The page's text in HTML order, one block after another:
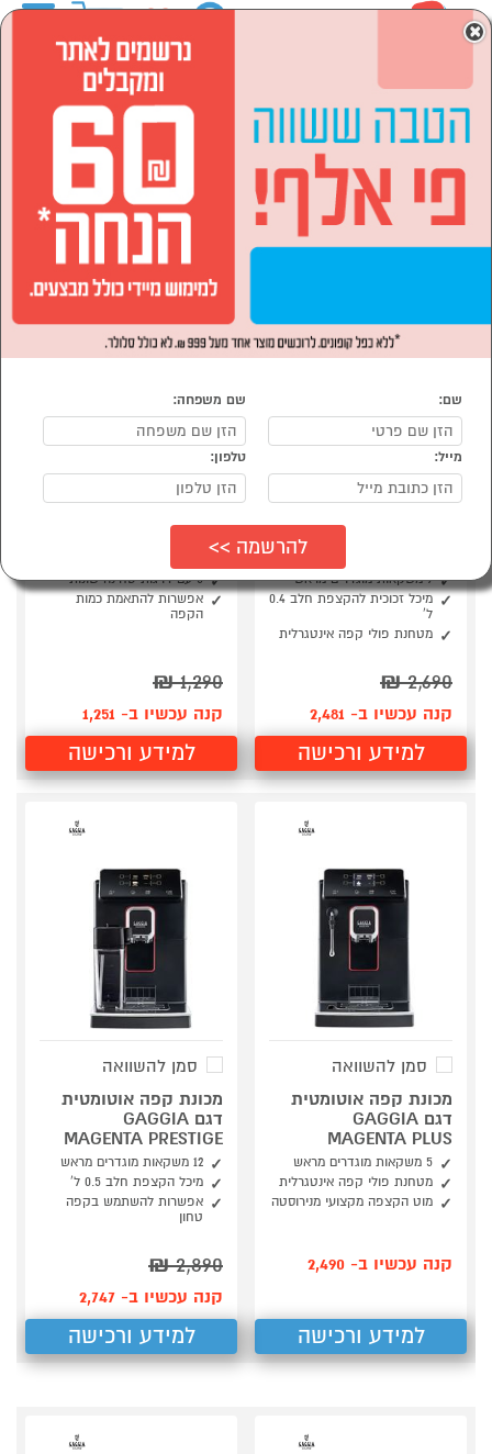
מכונות קפה ומוצריו
מכונות קפה
מכונות קפה GAGGIA
נמצאו 7 מכונות קפה של GAGGIA
מיון: הפופולרים ביותר
סמן להשוואה
9 משקאות מוגדרים מראש
מיכל זכוכית להקצפת חלב 0.4
ל'
מטחנת פולי קפה אינטגרלית
2,690
₪
קנה עכשיו ב- 2,481
למידע ורכישה
סמן להשוואה
5 עם דרגות טחינה שונות
אפשרות להתאמת כמות
הקפה
1,290
₪
קנה עכשיו ב- 1,251
למידע ורכישה
סמן להשוואה
מכונת קפה אוטומטית
דגם GAGGIA
MAGENTA PLUS
5 משקאות מוגדרים מראש
מטחנת פולי קפה אינטגרלית
מוט הקצפה מקצועי מנירוסטה
קנה עכשיו ב- 2,490
למידע ורכישה
סמן להשוואה
מכונת קפה אוטומטית
דגם GAGGIA
MAGENTA PRESTIGE
12 משקאות מוגדרים מראש
מיכל הקצפת חלב 0.5 ל'
אפשרות להשתמש בקפה
טחון
2,890
₪
קנה עכשיו ב- 2,747
למידע ורכישה
×
שם: שם משפחה:
מייל: טלפון: